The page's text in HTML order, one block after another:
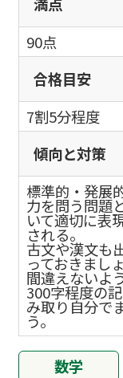
90点
合格目安
7割5分程度
傾向と対策
標準的・発展
力を問う問題
いて適切に表
される。
古文や漢文も
っておきまし
間違えないよ
300字程度の
み取り自分で
う。
数学